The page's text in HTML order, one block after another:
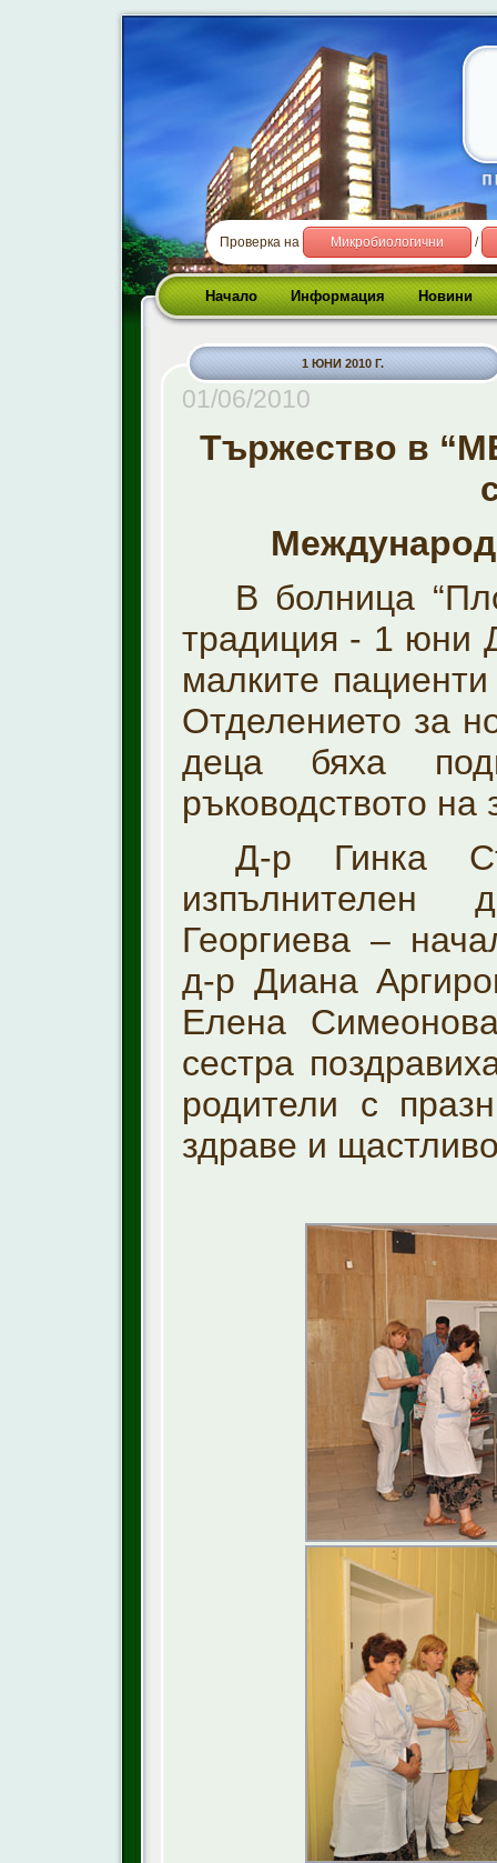
Проверка на Микробиологични /
Начало Информация Новини
1 ЮНИ 2010 Г.
01/06/2010
Тържество в
В болница
традиция - 1 юни
малките
Отделението за
деца бяха
ръководството на
Д-р Гинка
изпълнителен
Георгиева –
д-р Диана
Елена
сестра
родители с
здраве и